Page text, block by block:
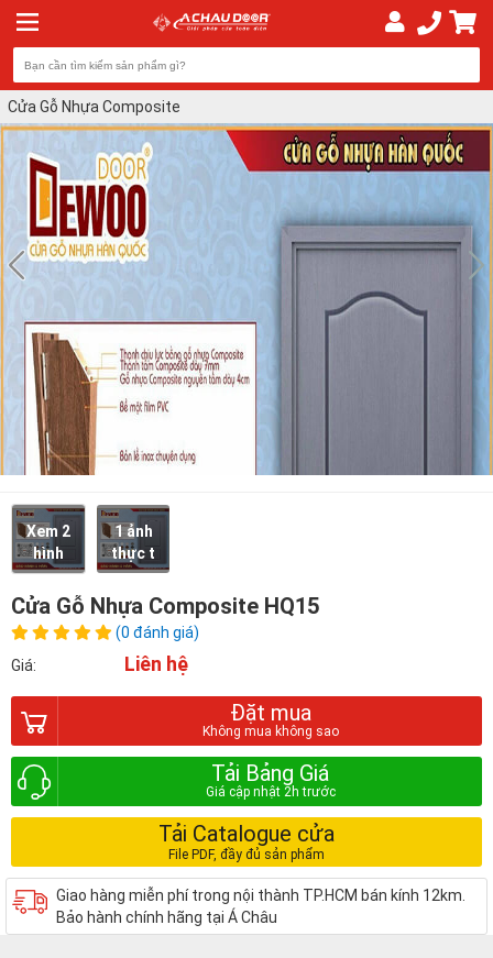
Cửa Gỗ Nhựa Composite
Xem 2
hình
1 ảnh
thực t
Cửa Gỗ Nhựa Composite HQ15
(0 đánh giá)
Giá:
Liên hệ
Đặt mua
Tải Bảng Giá
Tải Catalogue cửa
Giao hàng miễn phí trong nội thành TP.HCM bán kính 12km.
Bảo hành chính hãng tại Á Châu